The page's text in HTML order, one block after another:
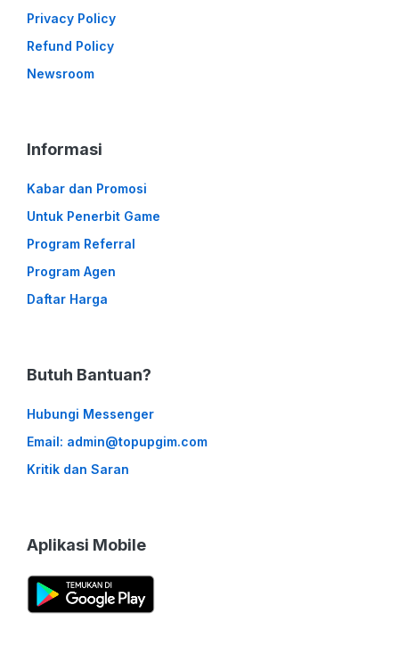
Privacy Policy
Refund Policy
Newsroom
Informasi
Kabar dan Promosi
Untuk Penerbit Game
Program Referral
Program Agen
Daftar Harga
Butuh Bantuan?
Hubungi Messenger
Email: admin@topupgim.com
Kritik dan Saran
Aplikasi Mobile